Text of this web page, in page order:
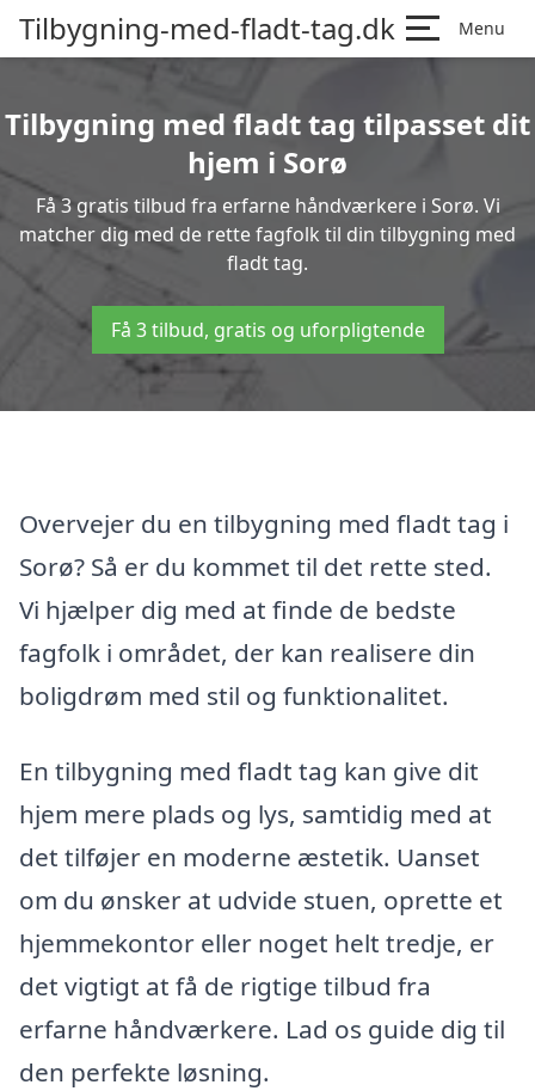
Tilbygning-med-fladt-tag.dk Menu
Tilbygning med fladt tag tilpasset dit
hjem i Sorø
Få 3 gratis tilbud fra erfarne håndværkere i Sorø. Vi
matcher dig med de rette fagfolk til din tilbygning med
fladt tag.
Få 3 tilbud, gratis og uforpligtende
Overvejer du en tilbygning med fladt tag i
Sorø? Så er du kommet til det rette sted.
Vi hjælper dig med at finde de bedste
fagfolk i området, der kan realisere din
boligdrøm med stil og funktionalitet.
En tilbygning med fladt tag kan give dit
hjem mere plads og lys, samtidig med at
det tilføjer en moderne æstetik. Uanset
om du ønsker at udvide stuen, oprette et
hjemmekontor eller noget helt tredje, er
det vigtigt at få de rigtige tilbud fra
erfarne håndværkere. Lad os guide dig til
den perfekte løsning.